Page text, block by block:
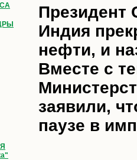
Президент
Индия
нефти, и
Вместе с
заявили,
паузе в